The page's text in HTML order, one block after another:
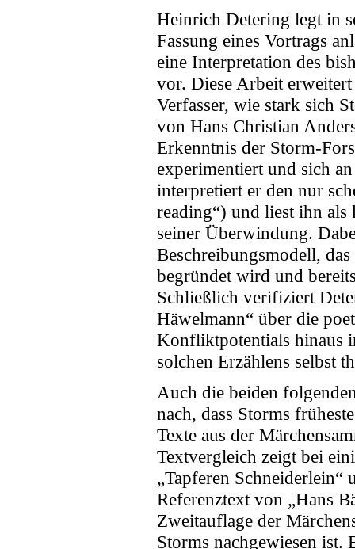
Heinrich Detering legt in
Fassung eines Vortrags
eine Interpretation des
vor. Diese Arbeit
Verfasser, wie stark sich
von Hans Christian
Erkenntnis der Storm-
experimentiert und sich
interpretiert er den nur
reading“) und liest ihn als
seiner Überwindung.
Beschreibungsmodell,
begründet wird und
Schließlich verifiziert
Häwelmann“ über die
Konfliktpotentials hinaus
solchen Erzählens selbst
Auch die beiden
nach, dass Storms
Texte aus der
Textvergleich zeigt bei
„Tapferen Schneiderlein“
Referenztext von „Hans
Zweitauflage der
Storms nachgewiesen ist.